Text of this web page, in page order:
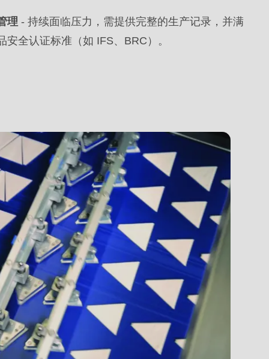
理 - 持续面临压力，需提供完整的生产记录，并满
全认证标准（如 IFS、BRC）。